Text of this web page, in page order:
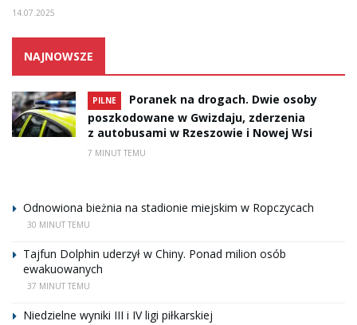
14.07.2025
NAJNOWSZE
PILNE
Poranek na drogach. Dwie osoby
poszkodowane w Gwizdaju, zderzenia
z autobusami w Rzeszowie i Nowej Wsi
7 MINUT TEMU
Odnowiona bieżnia na stadionie miejskim w Ropczycach
30 MINUT TEMU
Tajfun Dolphin uderzył w Chiny. Ponad milion osób
ewakuowanych
37 MINUT TEMU
Niedzielne wyniki III i IV ligi piłkarskiej